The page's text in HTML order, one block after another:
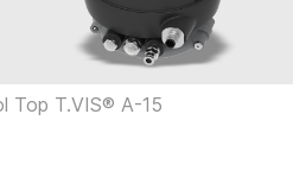
Top T.VIS® A-15